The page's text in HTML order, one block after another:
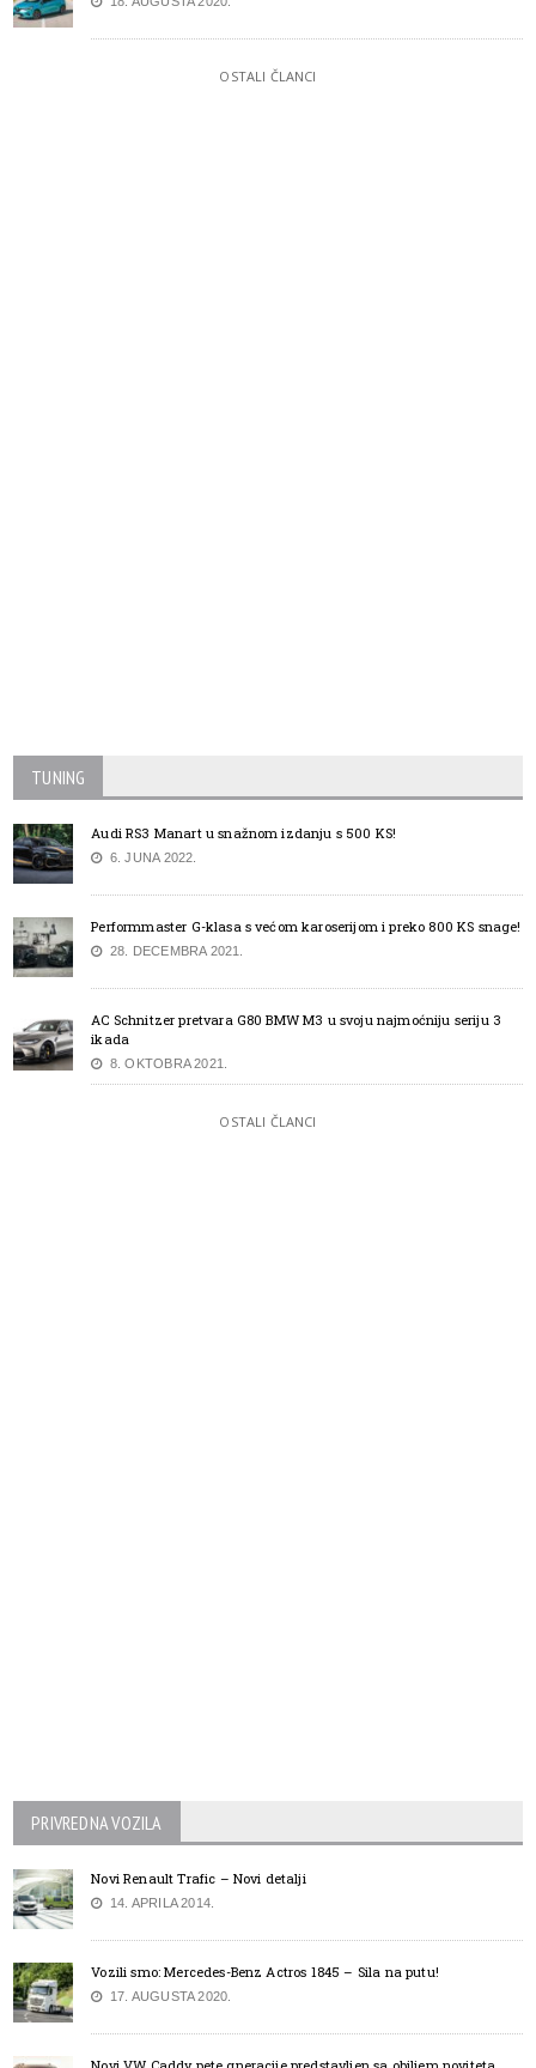
OSTALI ČLANCI
TUNING
Audi RS3 Manart u snažnom izdanju s 500 KS!
6. JUNA 2022.
Performmaster G-klasa s većom karoserijom i preko 800 KS snage!
28. DECEMBRA 2021.
AC Schnitzer pretvara G80 BMW M3 u svoju najmoćniju seriju 3
ikada
8. OKTOBRA 2021.
OSTALI ČLANCI
PRIVREDNA VOZILA
Novi Renault Trafic – Novi detalji
14. APRILA 2014.
Vozili smo: Mercedes-Benz Actros 1845 – Sila na putu!
17. AUGUSTA 2020.